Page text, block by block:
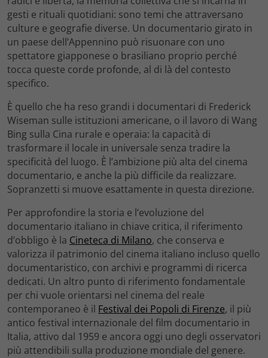
gesti e rituali quotidiani: sono temi che attraversano
culture e geografie diverse. Un documentario girato in
un paese dell’Appennino può risuonare con uno
spettatore giapponese o brasiliano proprio perché
tocca queste corde profonde, al di là del contesto
specifico.
È quello che ha reso grandi i documentari di Frederick
Wiseman sulle istituzioni americane, o il lavoro di Wang
Bing sulla Cina rurale e operaia: la capacità di
trasformare il locale in universale senza tradire la
specificità del luogo. È l’ambizione più alta del cinema
documentario, e anche la più difficile da realizzare.
Sopranzetti si muove esattamente in questa direzione.
Per approfondire la storia e l’evoluzione del
documentario italiano in chiave critica, il riferimento
d’obbligo è la Cineteca di Milano, che conserva e
valorizza il patrimonio del cinema italiano incluso quello
documentaristico, con archivi e programmi di ricerca
dedicati. Un altro punto di riferimento fondamentale
per chi vuole orientarsi nel cinema del reale
contemporaneo è il Festival dei Popoli di Firenze, il più
antico festival internazionale del film documentario in
Italia, attivo dal 1959 e ancora oggi uno degli osservatori
più attendibili sulla produzione mondiale del genere.